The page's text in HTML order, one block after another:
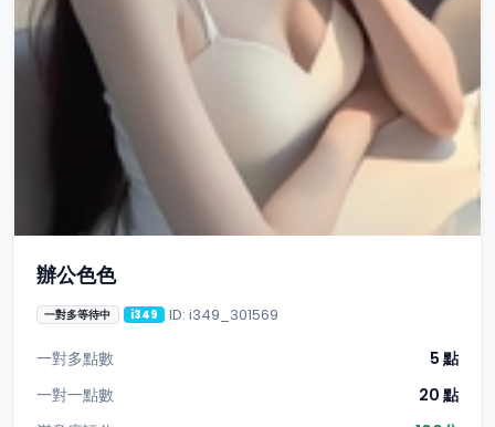
辦公色色
一對多等待中 i349 ID: i349_301569
一對多點數
5 點
一對一點數
20 點